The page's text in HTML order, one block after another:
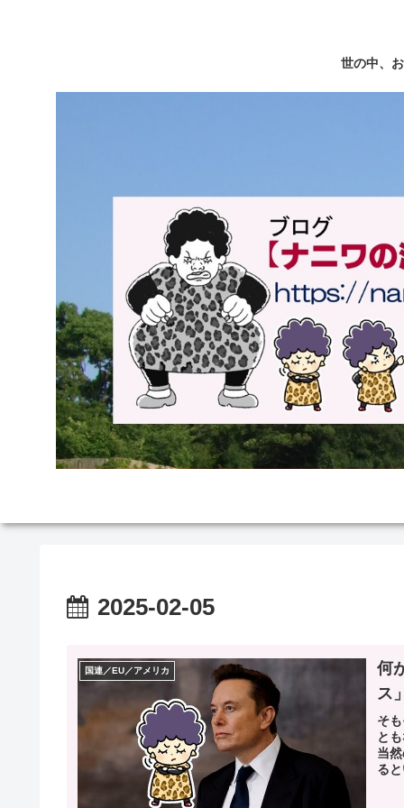
世の中、
2025-02-05
国連／EU／アメリカ
何
ス
そ
と
当
る